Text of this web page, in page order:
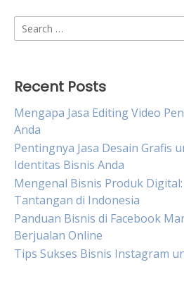
Search
for:
Recent Posts
Mengapa Jasa Editing Video
Anda
Pentingnya Jasa Desain Grafis
Identitas Bisnis Anda
Mengenal Bisnis Produk
Tantangan di Indonesia
Panduan Bisnis di Facebook
Berjualan Online
Tips Sukses Bisnis Instagram